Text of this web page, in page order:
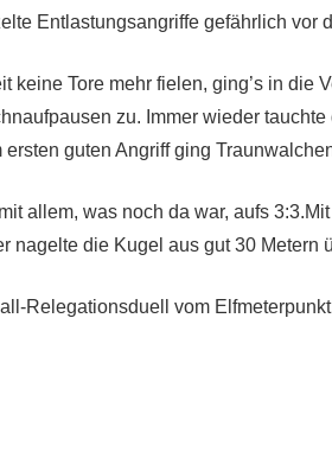
Entlastungsangriffe gefährlich vor
keine Tore mehr fielen, ging’s in
zu. Immer wieder
guten Angriff ging
allem, was noch da war, aufs
nagelte die Kugel aus gut 30 Metern
Relegationsduell vom